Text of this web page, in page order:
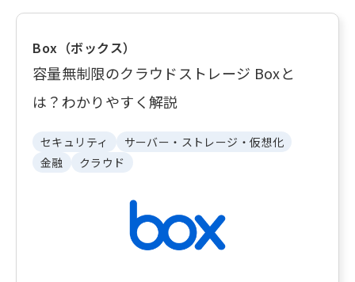
Box（ボックス）
容量無制限のクラウドストレージ Boxと
は？わかりやすく解説
セキュリティ
サーバー・ストレージ・仮想化
金融
クラウド